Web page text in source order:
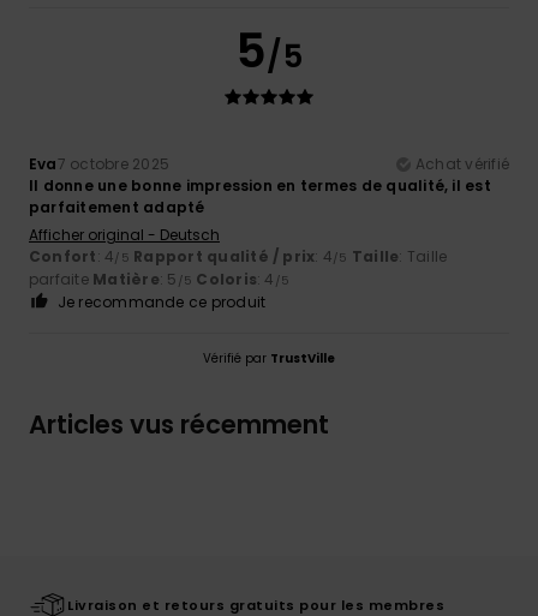
5/5
Eva7 octobre 2025
Achat vérifié
Il donne une bonne impression en termes de qualité, il est
parfaitement adapté
Afficher original - Deutsch
Confort: 4/5 Rapport qualité / prix: 4/5 Taille: Taille
parfaite Matière: 5 /5 Coloris: 4 /5
Je recommande ce produit
Vérifié par TrustVille
Articles vus récemment
Livraison et retours gratuits pour les membres